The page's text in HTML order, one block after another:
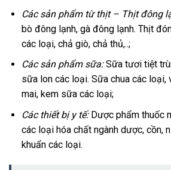
Các sản phẩm từ thịt – Thịt đông
bò đông lạnh, gà đông lạnh. Thịt
các loại, chả giò, chả thủ,..;
Các sản phẩm sữa:Sữa tươi tiệt
sữa lon các loại. Sữa chua các loại,
mai, kem sữa các loại;
Các thiết bị y tế:Dược phẩm thuốc
các loại hóa chất ngành dược, cồn,
khuẩn các loại.